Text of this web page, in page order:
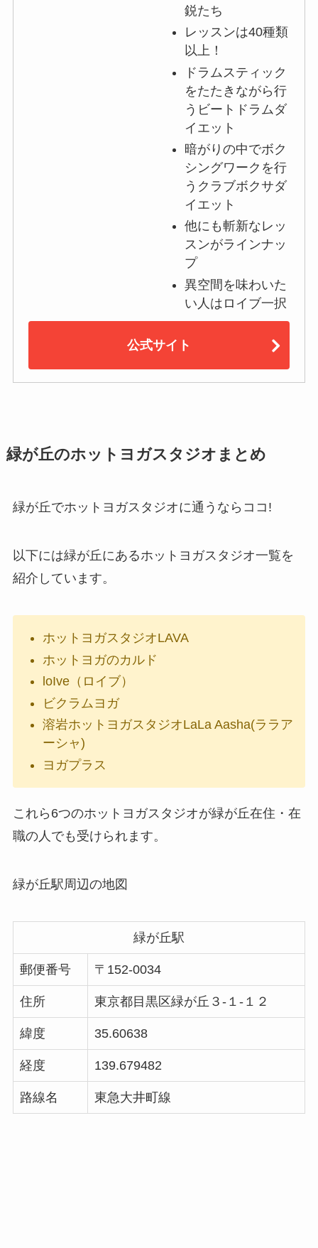
鋭たち
レッスンは40種類
以上！
ドラムスティック
をたたきながら行
うビートドラムダ
イエット
暗がりの中でボク
シングワークを行
うクラブボクサダ
イエット
他にも斬新なレッ
スンがラインナッ
プ
異空間を味わいた
い人はロイブ一択
公式サイト
緑が丘のホットヨガスタジオまとめ
緑が丘でホットヨガスタジオに通うならココ!
以下には緑が丘にあるホットヨガスタジオ一覧を
紹介しています。
ホットヨガスタジオLAVA
ホットヨガのカルド
loIve（ロイブ）
ビクラムヨガ
溶岩ホットヨガスタジオLaLa Aasha(ララア
ーシャ)
ヨガプラス
これら6つのホットヨガスタジオが緑が丘在住・在
職の人でも受けられます。
緑が丘駅周辺の地図
緑が丘駅
郵便番号 〒152-0034
住所 東京都目黒区緑が丘３-１-１２
緯度 35.60638
経度 139.679482
路線名 東急大井町線